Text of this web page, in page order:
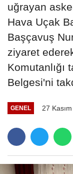
uğrayan
Hava Uçak
Başçavuş
ziyaret
Komutanlığı
Belgesi'ni
GENEL 27